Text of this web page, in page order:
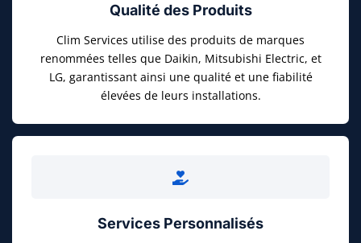
Qualité des Produits
Clim Services utilise des produits de marques
renommées telles que Daikin, Mitsubishi Electric, et
LG, garantissant ainsi une qualité et une fiabilité
élevées de leurs installations.
Services Personnalisés